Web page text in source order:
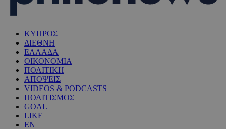
ΚΥΠΡΟΣ
ΔΙΕΘΝΗ
ΕΛΛΑΔΑ
ΟΙΚΟΝΟΜΙΑ
ΠΟΛΙΤΙΚΗ
ΑΠΟΨΕΙΣ
VIDEOS & PODCASTS
ΠΟΛΙΤΙΣΜΟΣ
GOAL
LIKE
EN